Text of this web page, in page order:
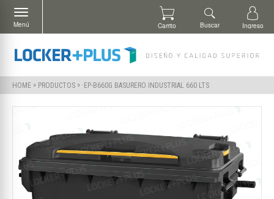
HOME » PRODUCTOS » ·EP-B660G BASURERO INDUSTRIAL 660 LTS
Menú Carrito Buscar Ingreso